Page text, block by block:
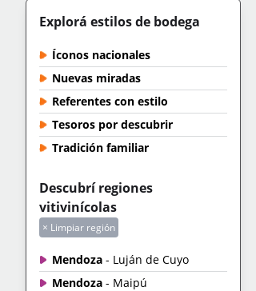
Explorá estilos de bodega
Íconos nacionales
Nuevas miradas
Referentes con estilo
Tesoros por descubrir
Tradición familiar
Descubrí regiones
vitivinícolas
× Limpiar región
Mendoza - Luján de Cuyo
Mendoza - Maipú